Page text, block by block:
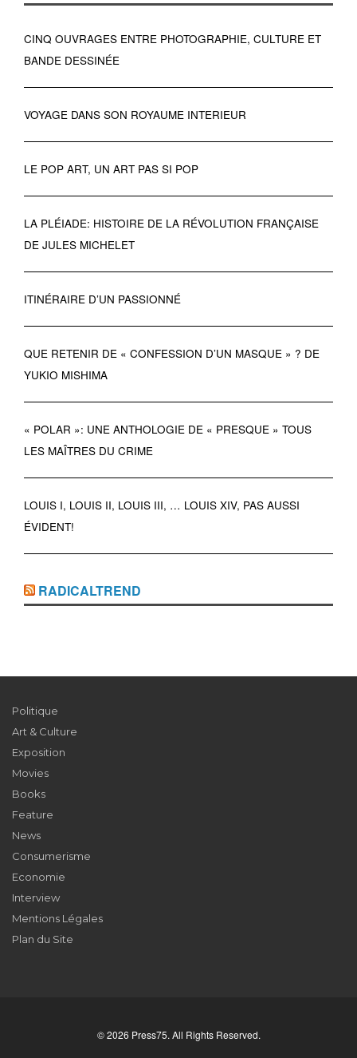
CINQ OUVRAGES ENTRE PHOTOGRAPHIE, CULTURE ET
BANDE DESSINÉE
VOYAGE DANS SON ROYAUME INTERIEUR
LE POP ART, UN ART PAS SI POP
LA PLÉIADE: HISTOIRE DE LA RÉVOLUTION FRANÇAISE
DE JULES MICHELET
ITINÉRAIRE D’UN PASSIONNÉ
QUE RETENIR DE « CONFESSION D’UN MASQUE » ? DE
YUKIO MISHIMA
« POLAR »: UNE ANTHOLOGIE DE « PRESQUE » TOUS
LES MAÎTRES DU CRIME
LOUIS I, LOUIS II, LOUIS III, … LOUIS XIV, PAS AUSSI
ÉVIDENT!
RADICALTREND
Politique
Art & Culture
Exposition
Movies
Books
Feature
News
Consumerisme
Economie
Interview
Mentions Légales
Plan du Site
© 2026 Press75. All Rights Reserved.